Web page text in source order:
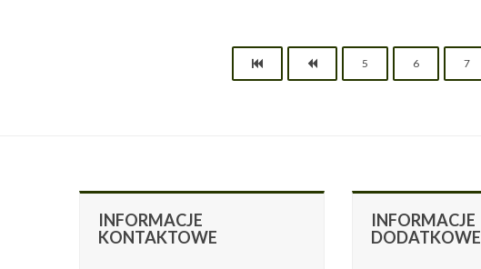
5 6 7
INFORMACJE
KONTAKTOWE
INFORMACJE
DODATKOWE